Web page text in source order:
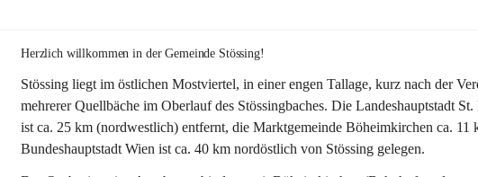
Herzlich willkommen in der Gemeinde Stössing!
Stössing liegt im östlichen Mostviertel, in einer engen Tallage, kurz nach der
mehrerer Quellbäche im Oberlauf des Stössingbaches. Die Landeshauptstadt
ist ca. 25 km (nordwestlich) entfernt, die Marktgemeinde Böheimkirchen ca.
Bundeshauptstadt Wien ist ca. 40 km nordöstlich von Stössing gelegen.